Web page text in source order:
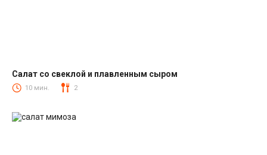
Салаты со свеклой
Салат со свеклой и плавленным сыром
10 мин. 2